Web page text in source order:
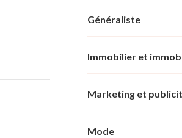
Généraliste
Immobilier et
Marketing et
Mode